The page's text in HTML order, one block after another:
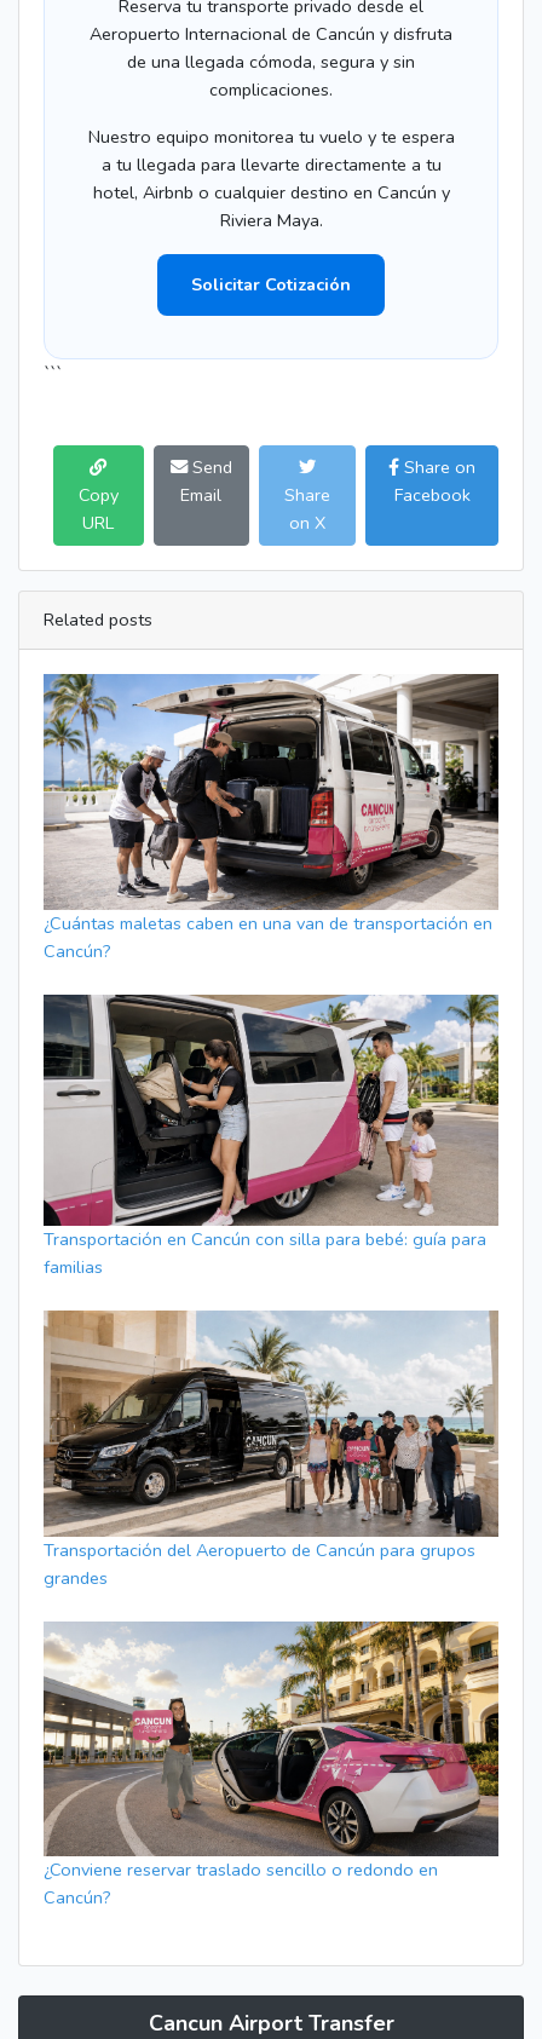
Reserva tu transporte privado desde el
Aeropuerto Internacional de Cancún y disfruta
de una llegada cómoda, segura y sin
complicaciones.
Nuestro equipo monitorea tu vuelo y te espera
a tu llegada para llevarte directamente a tu
hotel, Airbnb o cualquier destino en Cancún y
Riviera Maya.
Solicitar Cotización
```
Copy
URL
Send
Email
Share
on X
Share on
Facebook
Related posts
¿Cuántas maletas caben en una van de transportación en
Cancún?
Transportación en Cancún con silla para bebé: guía para
familias
Transportación del Aeropuerto de Cancún para grupos
grandes
¿Conviene reservar traslado sencillo o redondo en
Cancún?
Cancun Airport Transfer